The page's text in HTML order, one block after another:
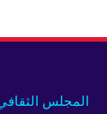
المجلس